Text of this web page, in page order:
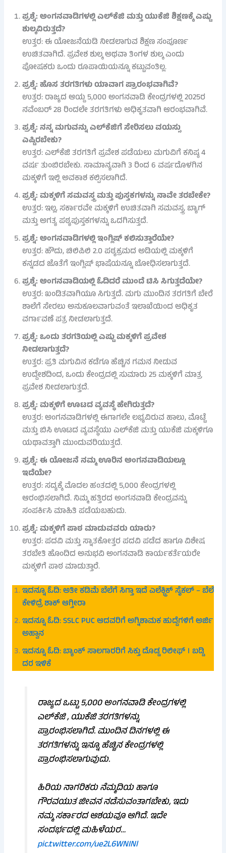
ಪ್ರಶ್ನೆ: ಅಂಗನವಾಡಿಗಳಲ್ಲಿ ಎಲ್‌ಕೆಜಿ ಮತ್ತು ಯುಕೆಜಿ ಶಿಕ್ಷಣಕ್ಕೆ ಎಷ್ಟು
ಶುಲ್ಕವಿರುತ್ತದೆ?
ಉತ್ತರ: ಈ ಯೋಜನೆಯಡಿ ನೀಡಲಾಗುವ ಶಿಕ್ಷಣ ಸಂಪೂರ್ಣ
ಉಚಿತವಾಗಿದೆ. ಪ್ರವೇಶ ಶುಲ್ಕ ಅಥವಾ ತಿಂಗಳ ಶುಲ್ಕ ಎಂದು
ಪೋಷಕರು ಒಂದು ರೂಪಾಯಿಯನ್ನೂ ಕಟ್ಟುವಂತಿಲ್ಲ.
ಪ್ರಶ್ನೆ: ಹೊಸ ತರಗತಿಗಳು ಯಾವಾಗ ಪ್ರಾರಂಭವಾಗಿವೆ?
ಉತ್ತರ: ರಾಜ್ಯದ ಆಯ್ದ 5,000 ಅಂಗನವಾಡಿ ಕೇಂದ್ರಗಳಲ್ಲಿ 2025ರ
ನವೆಂಬರ್ 28 ರಿಂದಲೇ ತರಗತಿಗಳು ಅಧಿಕೃತವಾಗಿ ಆರಂಭವಾಗಿವೆ.
ಪ್ರಶ್ನೆ: ನನ್ನ ಮಗುವನ್ನು ಎಲ್‌ಕೆಜಿಗೆ ಸೇರಿಸಲು ವಯಸ್ಸು
ಎಷ್ಟಿರಬೇಕು?
ಉತ್ತರ: ಎಲ್‌ಕೆಜಿ ತರಗತಿಗೆ ಪ್ರವೇಶ ಪಡೆಯಲು ಮಗುವಿಗೆ ಕನಿಷ್ಠ 4
ವರ್ಷ ತುಂಬಿರಬೇಕು. ಸಾಮಾನ್ಯವಾಗಿ 3 ರಿಂದ 6 ವರ್ಷದೊಳಗಿನ
ಮಕ್ಕಳಿಗೆ ಇಲ್ಲಿ ಅವಕಾಶ ಕಲ್ಪಿಸಲಾಗಿದೆ.
ಪ್ರಶ್ನೆ: ಮಕ್ಕಳಿಗೆ ಸಮವಸ್ತ್ರ ಮತ್ತು ಪುಸ್ತಕಗಳನ್ನು ನಾವೇ ತರಬೇಕೇ?
ಉತ್ತರ: ಇಲ್ಲ, ಸರ್ಕಾರವೇ ಮಕ್ಕಳಿಗೆ ಉಚಿತವಾಗಿ ಸಮವಸ್ತ್ರ, ಬ್ಯಾಗ್
ಮತ್ತು ಅಗತ್ಯ ಪಠ್ಯಪುಸ್ತಕಗಳನ್ನು ಒದಗಿಸುತ್ತದೆ.
ಪ್ರಶ್ನೆ: ಅಂಗನವಾಡಿಗಳಲ್ಲಿ ಇಂಗ್ಲಿಷ್ ಕಲಿಸುತ್ತಾರೆಯೇ?
ಉತ್ತರ: ಹೌದು, ಚಿಲಿಪಿಲಿ 2.0 ಪಠ್ಯಕ್ರಮದ ಅಡಿಯಲ್ಲಿ ಮಕ್ಕಳಿಗೆ
ಕನ್ನಡದ ಜೊತೆಗೆ ಇಂಗ್ಲಿಷ್ ಭಾಷೆಯನ್ನೂ ಬೋಧಿಸಲಾಗುತ್ತದೆ.
ಪ್ರಶ್ನೆ: ಅಂಗನವಾಡಿಯಲ್ಲಿ ಓದಿದರೆ ಮುಂದೆ ಟಿಸಿ ಸಿಗುತ್ತದೆಯೇ?
ಉತ್ತರ: ಖಂಡಿತವಾಗಿಯೂ ಸಿಗುತ್ತದೆ. ಮಗು ಮುಂದಿನ ತರಗತಿಗೆ ಬೇರೆ
ಶಾಲೆಗೆ ಸೇರಲು ಅನುಕೂಲವಾಗುವಂತೆ ಇಲಾಖೆಯಿಂದ ಅಧಿಕೃತ
ವರ್ಗಾವಣೆ ಪತ್ರ ನೀಡಲಾಗುತ್ತದೆ.
ಪ್ರಶ್ನೆ: ಒಂದು ತರಗತಿಯಲ್ಲಿ ಎಷ್ಟು ಮಕ್ಕಳಿಗೆ ಪ್ರವೇಶ
ನೀಡಲಾಗುತ್ತದೆ?
ಉತ್ತರ: ಪ್ರತಿ ಮಗುವಿನ ಕಡೆಗೂ ಹೆಚ್ಚಿನ ಗಮನ ನೀಡುವ
ಉದ್ದೇಶದಿಂದ, ಒಂದು ಕೇಂದ್ರದಲ್ಲಿ ಸುಮಾರು 25 ಮಕ್ಕಳಿಗೆ ಮಾತ್ರ
ಪ್ರವೇಶ ನೀಡಲಾಗುತ್ತದೆ.
ಪ್ರಶ್ನೆ: ಮಕ್ಕಳಿಗೆ ಊಟದ ವ್ಯವಸ್ಥೆ ಹೇಗಿರುತ್ತದೆ?
ಉತ್ತರ: ಅಂಗನವಾಡಿಗಳಲ್ಲಿ ಈಗಾಗಲೇ ಲಭ್ಯವಿರುವ ಹಾಲು, ಮೊಟ್ಟೆ
ಮತ್ತು ಬಿಸಿ ಊಟದ ವ್ಯವಸ್ಥೆಯು ಎಲ್‌ಕೆಜಿ ಮತ್ತು ಯುಕೆಜಿ ಮಕ್ಕಳಿಗೂ
ಯಥಾವತ್ತಾಗಿ ಮುಂದುವರಿಯುತ್ತದೆ.
ಪ್ರಶ್ನೆ: ಈ ಯೋಜನೆ ನಮ್ಮ ಊರಿನ ಅಂಗನವಾಡಿಯಲ್ಲೂ
ಇದೆಯೇ?
ಉತ್ತರ: ಸದ್ಯಕ್ಕೆ ಮೊದಲ ಹಂತದಲ್ಲಿ 5,000 ಕೇಂದ್ರಗಳಲ್ಲಿ
ಆರಂಭಿಸಲಾಗಿದೆ. ನಿಮ್ಮ ಹತ್ತಿರದ ಅಂಗನವಾಡಿ ಕೇಂದ್ರವನ್ನು
ಸಂಪರ್ಕಿಸಿ ಮಾಹಿತಿ ಪಡೆಯಬಹುದು.
ಪ್ರಶ್ನೆ: ಮಕ್ಕಳಿಗೆ ಪಾಠ ಮಾಡುವವರು ಯಾರು?
ಉತ್ತರ: ಪದವಿ ಮತ್ತು ಸ್ನಾತಕೋತ್ತರ ಪದವಿ ಪಡೆದ ಹಾಗೂ ವಿಶೇಷ
ತರಬೇತಿ ಹೊಂದಿದ ಅನುಭವಿ ಅಂಗನವಾಡಿ ಕಾರ್ಯಕರ್ತೆಯರೇ
ಮಕ್ಕಳಿಗೆ ಪಾಠ ಮಾಡುತ್ತಾರೆ.
ಇದನ್ನೂ ಓದಿ: ಅತೀ ಕಡಿಮೆ ಬೆಲೆಗೆ ಸಿಗ್ತಾ ಇದೆ ಎಲೆಕ್ಟ್ರಿಕ್ ಸೈಕಲ್ – ಬೆಲೆ
ಕೇಳಿದ್ರೆ ಶಾಕ್ ಆಗ್ತೀರಾ
ಇದನ್ನೂ ಓದಿ: SSLC PUC ಆದವರಿಗೆ ಅಗ್ನಿಶಾಮಕ ಹುದ್ದೆಗಳಿಗೆ ಅರ್ಜಿ
ಅಹ್ವಾನ
ಇದನ್ನೂ ಓದಿ: ಬ್ಯಾಂಕ್ ಸಾಲಗಾರರಿಗೆ ಸಿಕ್ತು ದೊಡ್ಡ ರಿಲೀಫ್ । ಬಡ್ಡಿ
ದರ ಇಳಿಕೆ
ರಾಜ್ಯದ ಒಟ್ಟು 5,000 ಅಂಗನವಾಡಿ ಕೇಂದ್ರಗಳಲ್ಲಿ
ಎಲ್‌ಕೆಜಿ , ಯುಕೆಜಿ ತರಗತಿಗಳನ್ನು
ಪ್ರಾರಂಭಿಸಲಾಗಿದೆ. ಮುಂದಿನ ದಿನಗಳಲ್ಲಿ ಈ
ತರಗತಿಗಳನ್ನು ಇನ್ನೂ ಹೆಚ್ಚಿನ ಕೇಂದ್ರಗಳಲ್ಲಿ
ಪ್ರಾರಂಭಿಸಲಾಗುವುದು.
ಹಿರಿಯ ನಾಗರಿಕರು ನೆಮ್ಮದಿಯ ಹಾಗೂ
ಗೌರವಯುತ ಜೀವನ ನಡೆಸುವಂತಾಗಬೇಕು, ಇದು
ನಮ್ಮ ಸರ್ಕಾರದ ಆಶಯವೂ ಆಗಿದೆ. ಇದೇ
ಸಂದರ್ಭದಲ್ಲಿ ಮಹಿಳೆಯರ…
pic.twitter.com/ue2L6WNINl